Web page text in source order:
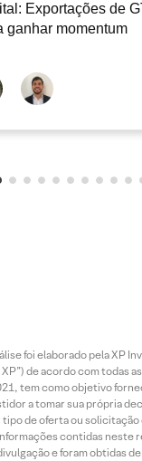
Exportações de
ganhar momentum
foi elaborado pela XP
de acordo com todas
tem como objetivo
a tomar sua própria
de oferta ou solicitação
contidas neste
e foram obtidas